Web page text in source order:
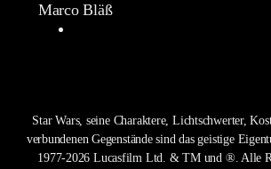
Marco Bläß
Star Wars, seine Charaktere, Lichtschwerter,
verbundenen Gegenstände sind das geistige
1977-2026 Lucasfilm Ltd. & TM und ®. Alle